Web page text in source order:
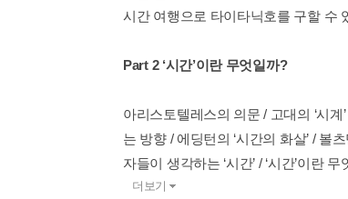
시간 여행으로 타이타닉호를 구할 수
Part 2 ‘시간’이란 무엇일까?
아리스토텔레스의 의문 / 고대의 ‘시
는 방향 / 에딩턴의 ‘시간의 화살’ /
자들이 생각하는 ‘시간’ / ‘시간’이란 무
더보기